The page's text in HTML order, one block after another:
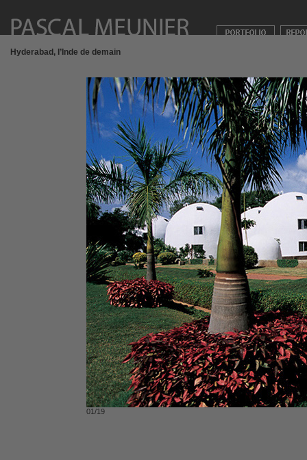
Hyderabad, l’Inde de demain
01/19